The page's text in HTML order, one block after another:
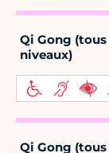
Qi Gong (tous
niveaux)
Qi Gong (tous